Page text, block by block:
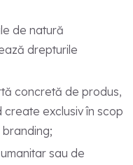
de natură
drepturile
concretă de produs,
exclusiv în scop
sau de